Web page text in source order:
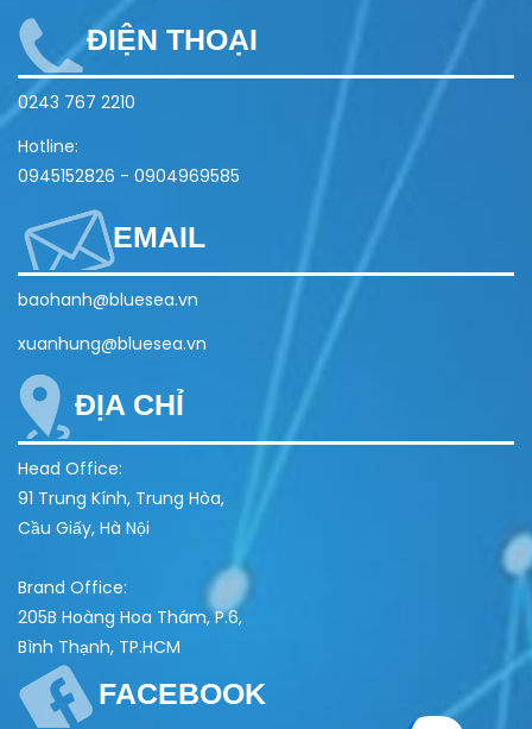
ĐIỆN THOẠI
0243 767 2210
Hotline:
0945152826 - 0904969585
EMAIL
baohanh@bluesea.vn
xuanhung@bluesea.vn
ĐỊA CHỈ
Head Office:
91 Trung Kính, Trung Hòa,
Cầu Giấy, Hà Nội
Brand Office:
205B Hoàng Hoa Thám, P.6,
Bình Thạnh, TP.HCM
FACEBOOK